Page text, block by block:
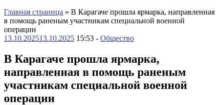
Главная страница » В Карагаче прошла ярмарка, направленная
в помощь раненым участникам специальной военной
операции
13.10.202513.10.2025 15:53 - Общество
В Карагаче прошла ярмарка,
направленная в помощь раненым
участникам специальной военной
операции